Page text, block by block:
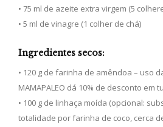
• 75 ml de azeite extra virgem (5
• 5 ml de vinagre (1 colher de chá)
Ingredientes secos:
• 120 g de farinha de amêndoa – uso
MAMAPALEO dá 10% de desconto em
• 100 g de linhaça moída (opcional:
totalidade por farinha de coco, cerca